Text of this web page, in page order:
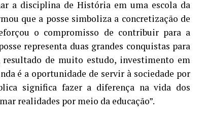
a disciplina de História em uma escola da
que a posse simboliza a concretização de
o compromisso de contribuir para a
representa duas grandes conquistas para
de muito estudo, investimento em
é a oportunidade de servir à sociedade por
significa fazer a diferença na vida dos
realidades por meio da educação”.